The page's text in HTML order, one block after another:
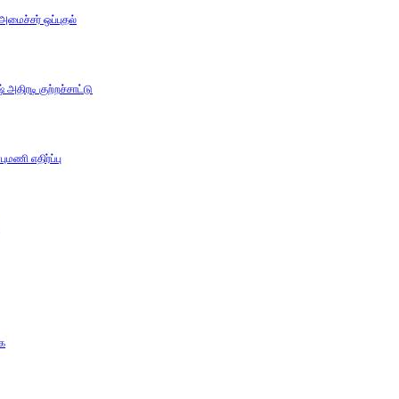
அமைச்சர் ஒப்புதல்
குற்றச்சாட்டு
எதிர்ப்பு